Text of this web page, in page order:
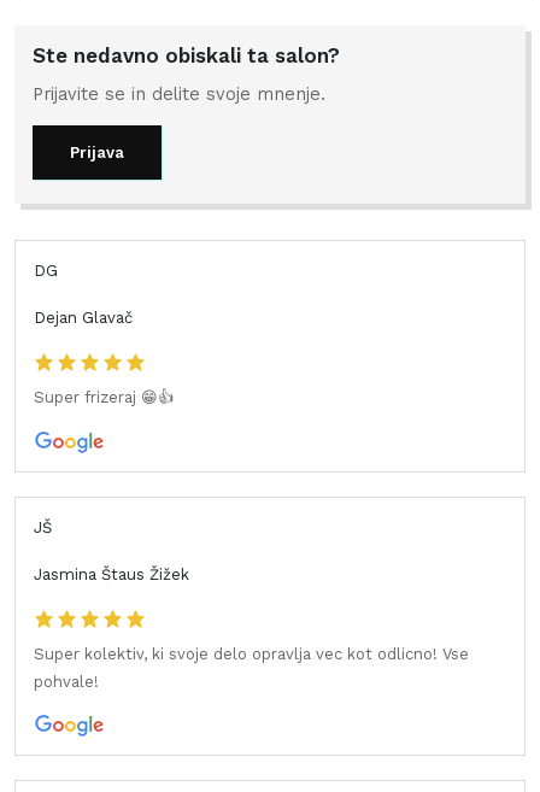
Ste nedavno obiskali ta salon?
Prijavite se in delite svoje mnenje.
Prijava
DG
Dejan Glavač
Super frizeraj 😁👍
JŠ
Jasmina Štaus Žižek
Super kolektiv, ki svoje delo opravlja vec kot odlicno! Vse
pohvale!